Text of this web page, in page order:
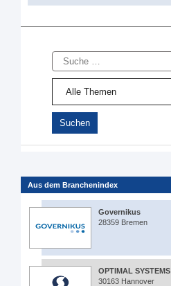
Suche
Aus dem Branchenindex
Governikus
28359 Bremen
OPTIMAL SYSTEMS
30163 Hannover